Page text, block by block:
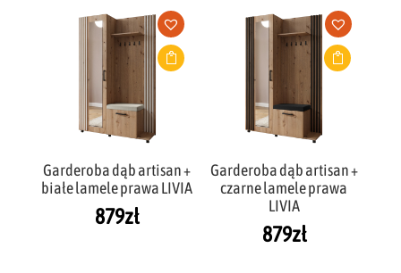
Garderoba dąb artisan +
białe lamele prawa LIVIA
879zł
Garderoba dąb artisan +
czarne lamele prawa
LIVIA
879zł